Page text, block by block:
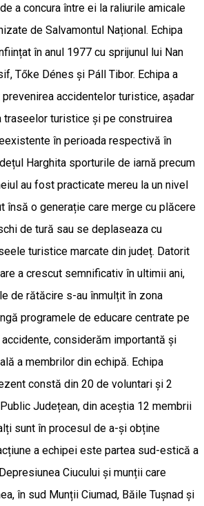
a concura între ei la raliurile amicale
de Salvamontul Național. Echipa
în anul 1977 cu sprijunul lui Nan
Tőke Dénes și Páll Tibor. Echipa a
accidentelor turistice, așadar
traseelor turistice și pe construirea
în perioada respectivă în
Harghita sporturile de iarnă precum
au fost practicate mereu la un nivel
însă o generație care merge cu plăcere
de tură sau se deplaseaza cu
turistice marcate din județ. Datorit
a crescut semnificativ în ultimii ani,
de rătăcire s-au înmulțit în zona
programele de educare centrate pe
considerăm importantă și
a membrilor din echipă. Echipa
constă din 20 de voluntari și 2
Județean, din aceștia 12 membrii
sunt în procesul de a-și obține
a echipei este partea sud-estică a
Ciucului și munții care
în sud Munții Ciumad, Băile Tușnad și